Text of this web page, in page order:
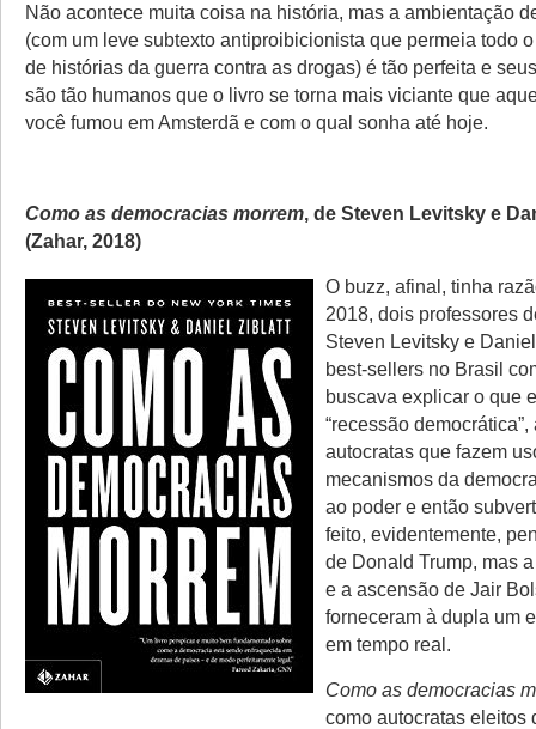
Não acontece muita coisa na história, mas a ambientação
(com um leve subtexto antiproibicionista que permeia todo
de histórias da guerra contra as drogas) é tão perfeita e
são tão humanos que o livro se torna mais viciante que
você fumou em Amsterdã e com o qual sonha até hoje.
Como as democracias morrem, de Steven Levitsky e
(Zahar, 2018)
O buzz, afinal, tinha
2018, dois professores
Steven Levitsky e
best-sellers no Brasil
buscava explicar o que
“recessão
autocratas que fazem
mecanismos da
ao poder e então
feito, evidentemente,
de Donald Trump, mas
e a ascensão de Jair
forneceram à dupla um
em tempo real.
Como as democracias
como autocratas eleitos